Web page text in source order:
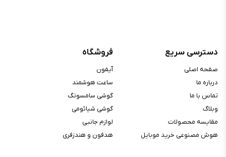
دسترسی سریع
صفحه اصلی
درباره ما
تماس با ما
وبلاگ
مقایسه محصولات
هوش مصنوعی خرید موبایل
فروشگاه
آیفون
ساعت هوشمند
گوشی سامسونگ
گوشی شیائومی
لوازم جانبی
هدفون و هندزفری